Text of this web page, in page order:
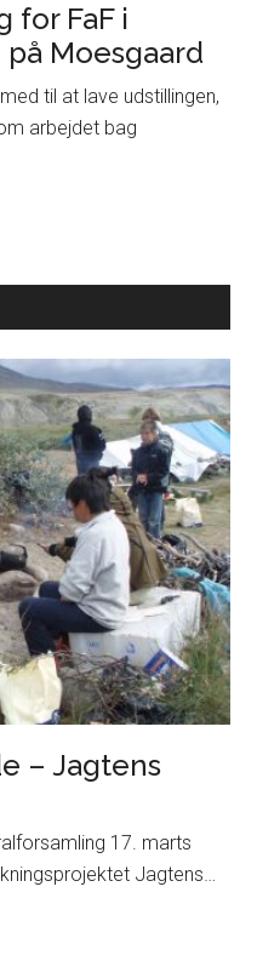
for FaF i
Moesgaard
til at lave udstillingen,
arbejdet bag
– Jagtens
17. marts
Jagtens…